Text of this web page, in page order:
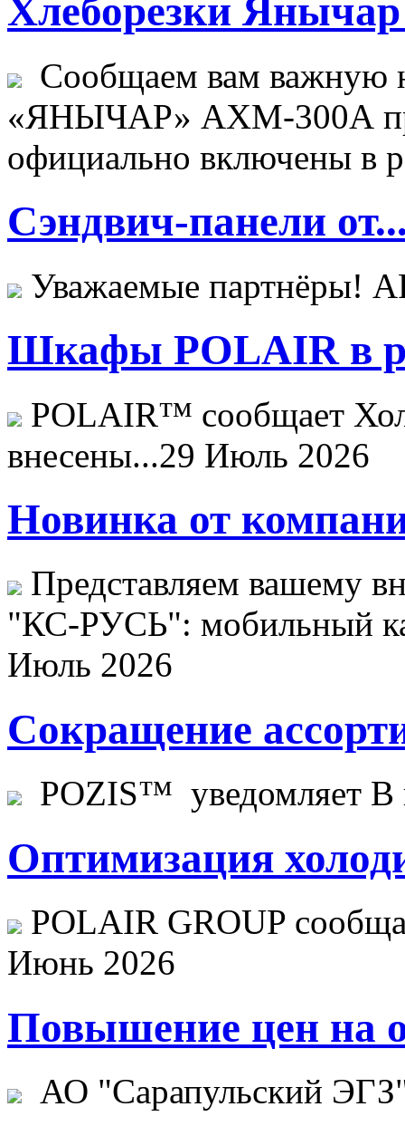
Хлеборезки Янычар
Сообщаем вам важную
«ЯНЫЧАР» АХМ-300А
официально включены в
Сэндвич-панели
Уважаемые
Шкафы POLAIR в
POLAIR™ сообщает
внесены...29 Июль 2026
Новинка от
Представляем вашему
"КС-РУСЬ": мобильный
Июль 2026
Сокращение
POZIS™ уведомляет В
Оптимизация
POLAIR GROUP
Июнь 2026
Повышение цен на
АО "Сарапульский